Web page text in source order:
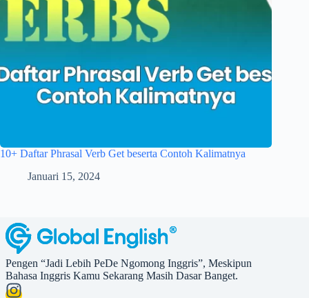
10+ Daftar Phrasal Verb Get beserta Contoh Kalimatnya
Januari 15, 2024
Pengen “Jadi Lebih PeDe Ngomong Inggris”, Meskipun
Bahasa Inggris Kamu Sekarang Masih Dasar Banget.